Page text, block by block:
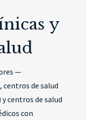
y
—
de salud
centros de salud
con